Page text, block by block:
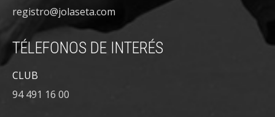
registro@jolaseta.com
TÉLEFONOS DE INTERÉS
CLUB
94 491 16 00